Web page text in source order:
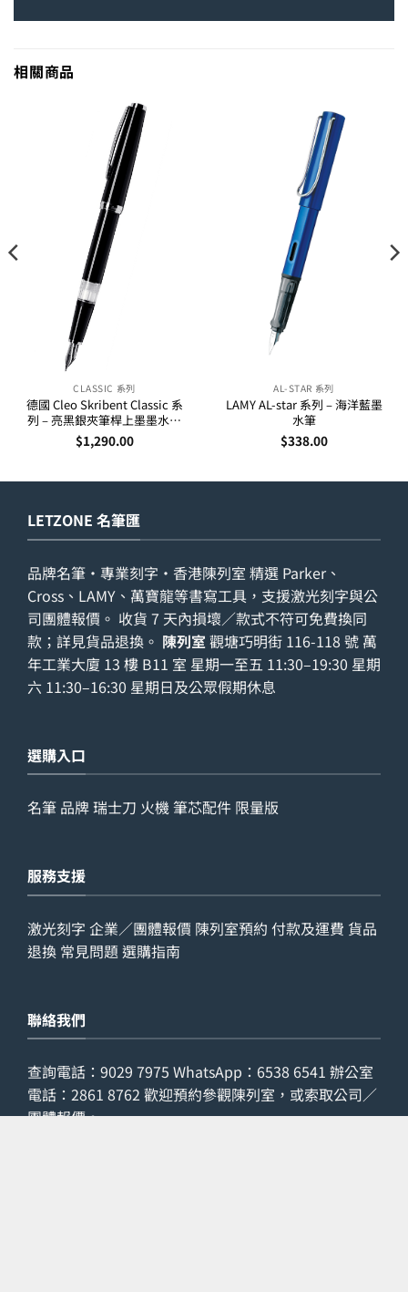
相關商品
CLASSIC 系列
德國 Cleo Skribent Classic 系
列 – 亮黑銀夾筆桿上墨墨水筆
(24000-02)
$1,290.00
AL-STAR 系列
LAMY AL-star 系列 – 海洋藍墨
水筆
$338.00
LETZONE 名筆匯
品牌名筆・專業刻字・香港陳列室 精選 Parker、
Cross、LAMY、萬寶龍等書寫工具，支援激光刻字與公
司團體報價。 收貨 7 天內損壞／款式不符可免費換同
款；詳見貨品退換 。 陳列室 觀塘巧明街 116-118 號 萬
年工業大廈 13 樓 B11 室 星期一至五 11:30–19:30 星期
六 11:30–16:30 星期日及公眾假期休息
選購入口
名筆 品牌瑞士刀 火機筆芯配件 限量版
服務支援
激光刻字 企業／團體報價 陳列室預約 付款及運費 貨品
退換 常見問題 選購指南
聯絡我們
查詢電話： 9029 7975 WhatsApp： 6538 6541 辦公室
電話： 2861 8762 歡迎預約參觀陳列室，或索取公司／
團體報價。